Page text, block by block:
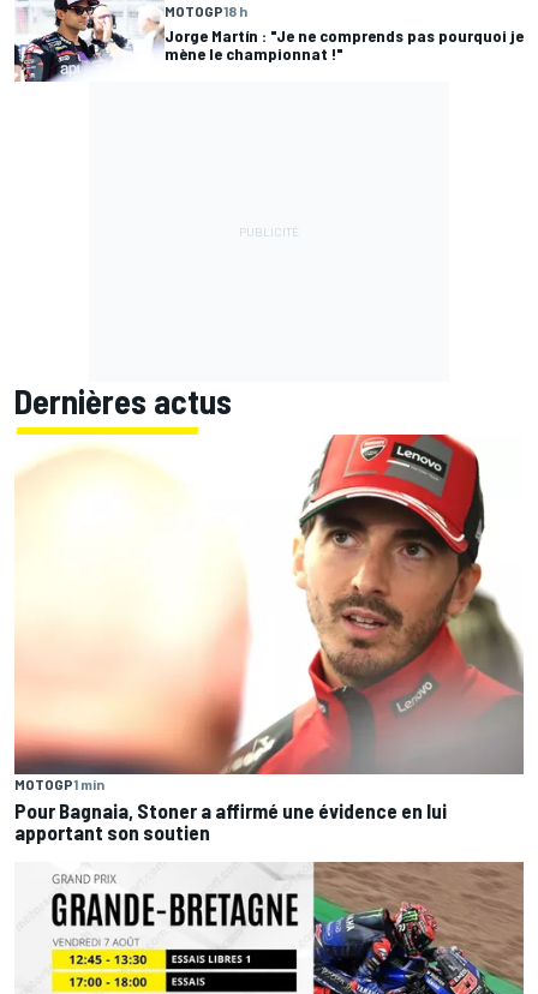
MOTOGP18 h
Jorge Martín : "Je ne comprends pas pourquoi je
mène le championnat !"
Dernières actus
MOTOGP1 min
Pour Bagnaia, Stoner a affirmé une évidence en lui
apportant son soutien